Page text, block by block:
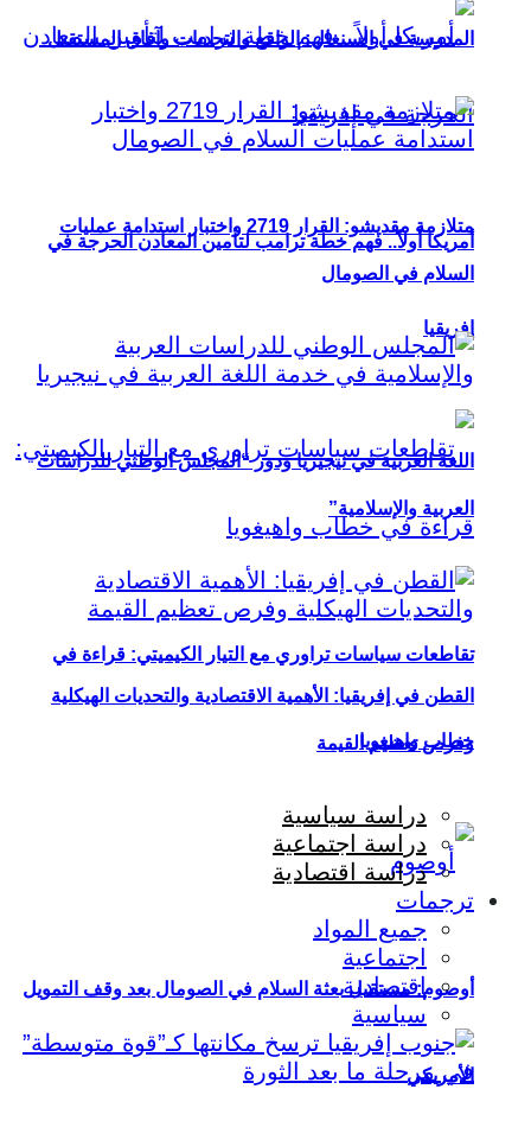
أمريكا أولاً.. فهم خطة ترامب لتأمين المعادن الحرجة في
إفريقيا
تقاطعات سياسات تراوري مع التيار الكيميتي: قراءة في
خطاب واهيغويا
أوصوم: مستقبل بعثة السلام في الصومال بعد وقف التمويل
الأمريكي
المدرسة في السنغال: الواقع والتحديات وآفاق المستقبل
متلازمة مقديشو: القرار 2719 واختبار استدامة عمليات
السلام في الصومال
اللغة العربية في نيجيريا ودور “المجلس الوطني للدراسات
العربية والإسلامية”
القطن في إفريقيا: الأهمية الاقتصادية والتحديات الهيكلية
وفرص تعظيم القيمة
دراسة سياسية
دراسة اجتماعية
دراسة اقتصادية
ترجمات
جميع المواد
اجتماعية
اقتصادية
سياسية